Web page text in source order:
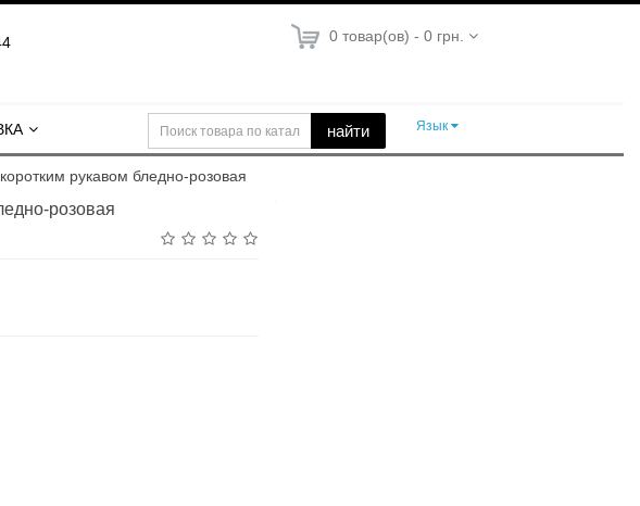
0 товар(ов) - 0 грн.
найти Язык
рукавом бледно-розовая
розовая